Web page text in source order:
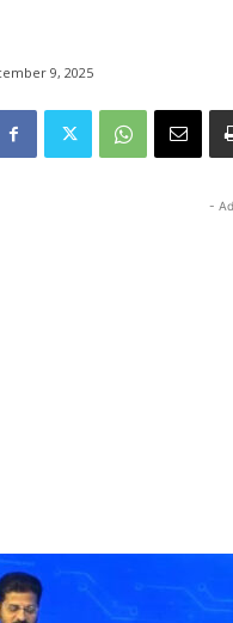
9, 2025
-